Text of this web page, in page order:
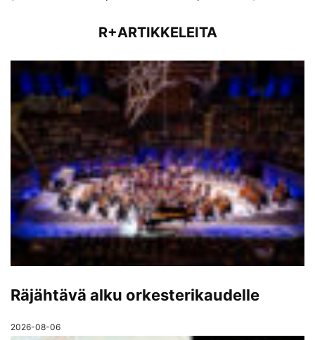
R+ARTIKKELEITA
Räjähtävä alku orkesterikaudelle
2026-08-06